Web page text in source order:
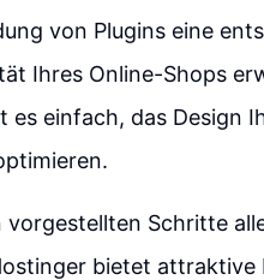
von Plugins eine
Ihres Online-Shops
einfach, das Design
Schritte
bietet attraktive